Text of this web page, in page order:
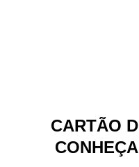
CARTÃO